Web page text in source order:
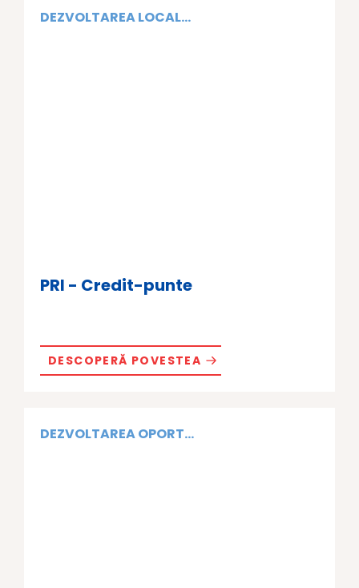
DEZVOLTAREA LOCAL...
PRI - Credit-punte
DESCOPERĂ POVESTEA
DEZVOLTAREA OPORT...